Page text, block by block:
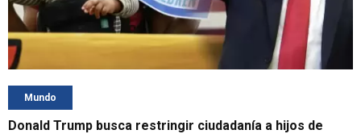
Mundo
Donald Trump busca restringir ciudadanía a hijos de